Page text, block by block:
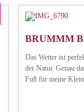
BRUMMM
Das Wetter ist
der Natur. Genau
Fuß für meine